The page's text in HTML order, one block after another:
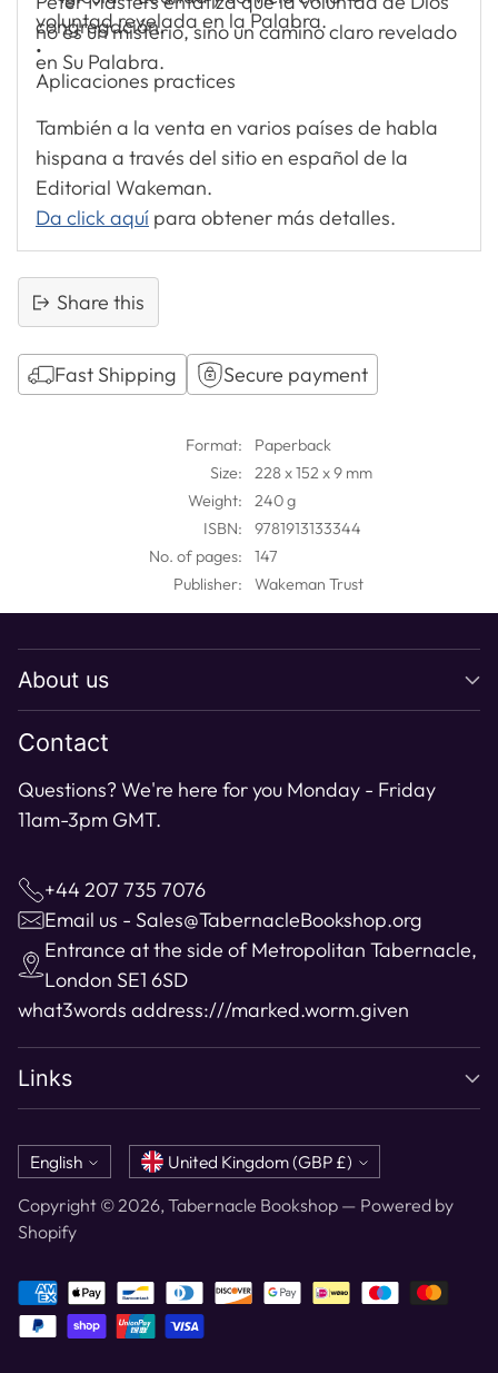
voluntad revelada en la Palabra.
•
Aplicaciones practices
congregación.
no es un misterio, sino un camino claro revelado
en Su Palabra.
También a la venta en varios países de habla
hispana a través del sitio en español de la
Editorial Wakeman.
Da click aquí para obtener más detalles.
Share this
Fast Shipping
Secure payment
Format:
Paperback
Size:
228 x 152 x 9 mm
Weight:
240 g
ISBN:
9781913133344
No. of pages:
147
Publisher:
Wakeman Trust
About us
Contact
Questions? We're here for you Monday - Friday
11am-3pm GMT.
+44 207 735 7076
Email us - Sales@TabernacleBookshop.org
Entrance at the side of Metropolitan Tabernacle,
London SE1 6SD
what3words address:///marked.worm.given
Links
Language
English Currency
United Kingdom (GBP £)
Copyright © 2026,Tabernacle Bookshop — Powered by
Shopify